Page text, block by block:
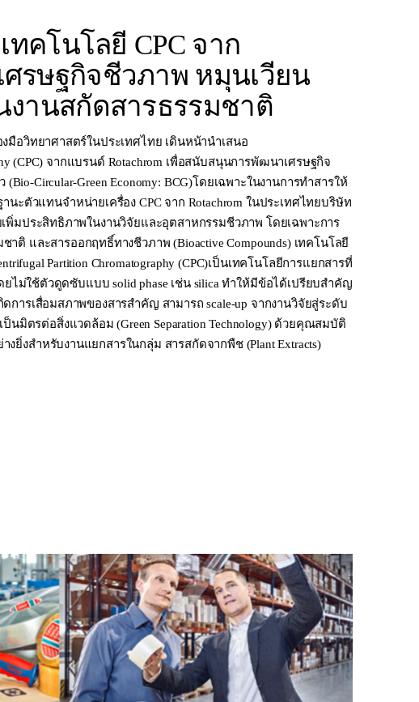
ทคโนโลยี CPC จาก
ศรษฐกิจชีวภาพ หมุนเวียน
งานสกัดสารธรรมชาติ
มือวิทยาศาสตร์ในประเทศไทย เดินหน้านำเสนอ
(CPC) จากแบรนด์ Rotachrom เพื่อสนับสนุนการพัฒนาเศรษฐกิจ
Circular-Green Economy: BCG)โดยเฉพาะในงานการทำสารให้
ะตัวแทนจำหน่ายเครื่อง CPC จาก Rotachrom ในประเทศไทยบริษัท
เพิ่มประสิทธิภาพในงานวิจัยและอุตสาหกรรมชีวภาพ โดยเฉพาะการ
และสารออกฤทธิ์ทางชีวภาพ (Bioactive Compounds) เทคโนโลยี
Partition Chromatography (CPC)เป็นเทคโนโลยีการแยกสารที่
ยไม่ใช้ตัวดูดซับแบบ solid phase เช่น silica ทำให้มีข้อได้เปรียบสำคัญ
การเสื่อมสภาพของสารสำคัญ สามารถ scale-up จากงานวิจัยสู่ระดับ
มิตรต่อสิ่งแวดล้อม (Green Separation Technology) ด้วยคุณสมบัติ
างยิ่งสำหรับงานแยกสารในกลุ่ม สารสกัดจากพืช (Plant Extracts)